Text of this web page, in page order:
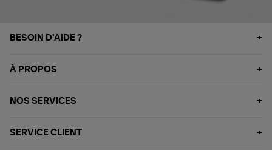
BESOIN D'AIDE ?
À PROPOS
NOS SERVICES
SERVICE CLIENT